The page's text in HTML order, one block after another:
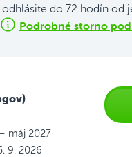
odhlásite do 72 hodín od
Podrobné storno
máj 2027
9. 2026